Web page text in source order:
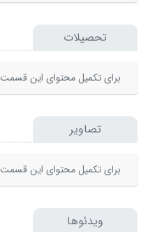
تحصیلات
برای تکمیل محتوای این قسمت
تصاویر
برای تکمیل محتوای این قسمت
ویدئوها